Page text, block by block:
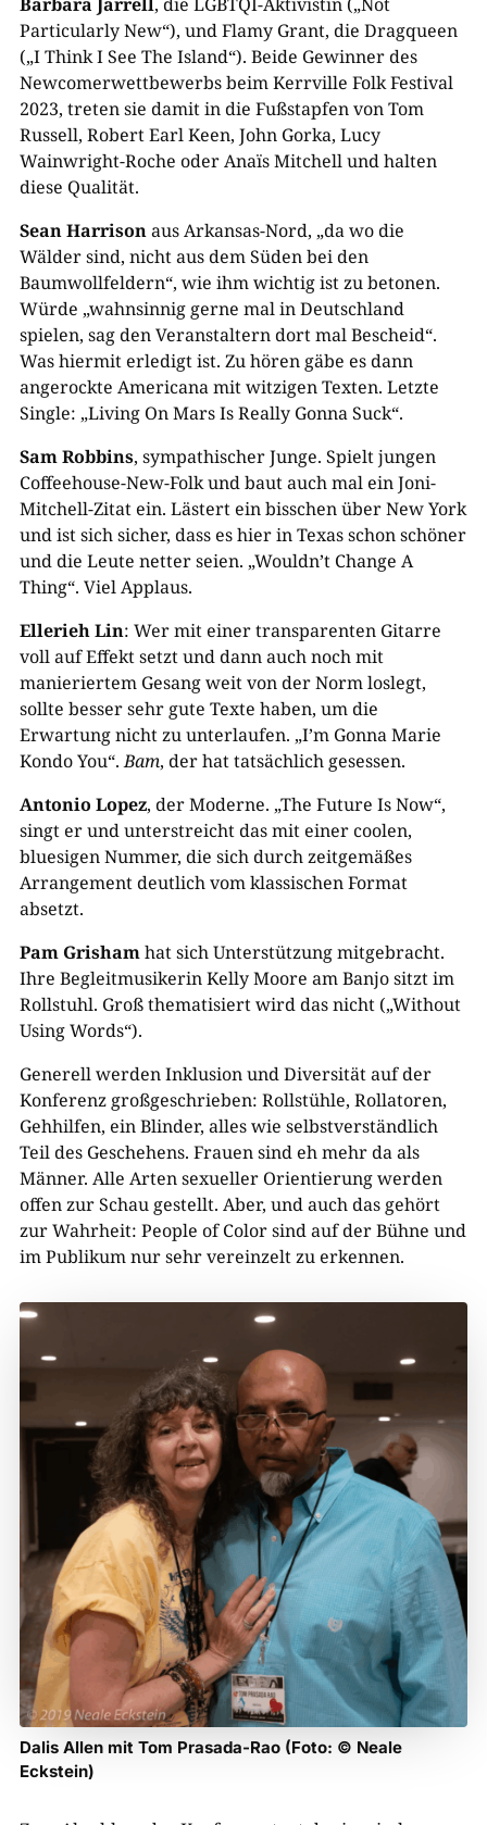
00:00
Particularly New“), und Flamy Grant, die Dragqueen
(„I Think I See The Island“). Beide Gewinner des
Newcomerwettbewerbs beim Kerrville Folk Festival
2023, treten sie damit in die Fußstapfen von Tom
Russell, Robert Earl Keen, John Gorka, Lucy
Wainwright-Roche oder Anaïs Mitchell und halten
diese Qualität.
Sean Harrisonaus Arkansas-Nord, „da wo die
Wälder sind, nicht aus dem Süden bei den
Baumwollfeldern“, wie ihm wichtig ist zu betonen.
Würde „wahnsinnig gerne mal in Deutschland
spielen, sag den Veranstaltern dort mal Bescheid“.
Was hiermit erledigt ist. Zu hören gäbe es dann
angerockte Americana mit witzigen Texten. Letzte
Single: „Living On Mars Is Really Gonna Suck“.
Sam Robbins, sympathischer Junge. Spielt jungen
Coffeehouse-New-Folk und baut auch mal ein Joni-
Mitchell-Zitat ein. Lästert ein bisschen über New York
und ist sich sicher, dass es hier in Texas schon schöner
und die Leute netter seien. „Wouldn’t Change A
Thing“. Viel Applaus.
Ellerieh Lin: Wer mit einer transparenten Gitarre
voll auf Effekt setzt und dann auch noch mit
manieriertem Gesang weit von der Norm loslegt,
sollte besser sehr gute Texte haben, um die
Erwartung nicht zu unterlaufen. „I’m Gonna Marie
Kondo You“.Bam, der hat tatsächlich gesessen.
Antonio Lopez, der Moderne. „The Future Is Now“,
singt er und unterstreicht das mit einer coolen,
bluesigen Nummer, die sich durch zeitgemäßes
Arrangement deutlich vom klassischen Format
absetzt.
Pam Grishamhat sich Unterstützung mitgebracht.
Ihre Begleitmusikerin Kelly Moore am Banjo sitzt im
Rollstuhl. Groß thematisiert wird das nicht („Without
Using Words“).
Generell werden Inklusion und Diversität auf der
Konferenz großgeschrieben: Rollstühle, Rollatoren,
Gehhilfen, ein Blinder, alles wie selbstverständlich
Teil des Geschehens. Frauen sind eh mehr da als
Männer. Alle Arten sexueller Orientierung werden
offen zur Schau gestellt. Aber, und auch das gehört
zur Wahrheit: People of Color sind auf der Bühne und
im Publikum nur sehr vereinzelt zu erkennen.
Dalis Allen mit Tom Prasada-Rao (Foto: © Neale
Eckstein)